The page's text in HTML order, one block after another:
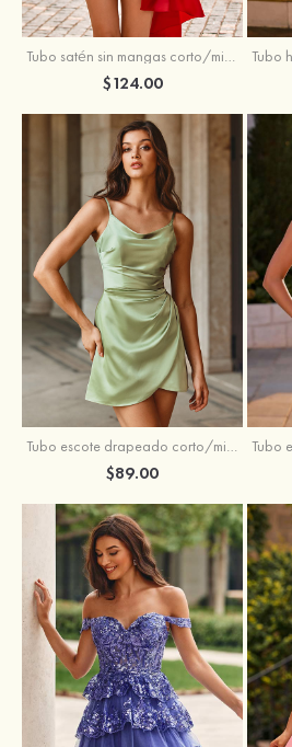
Tubo satén sin mangas corto/mini vestido para homecoming
$124.00
Tubo escote drapeado corto/mini tela charmeuse vestido para homecoming
$89.00